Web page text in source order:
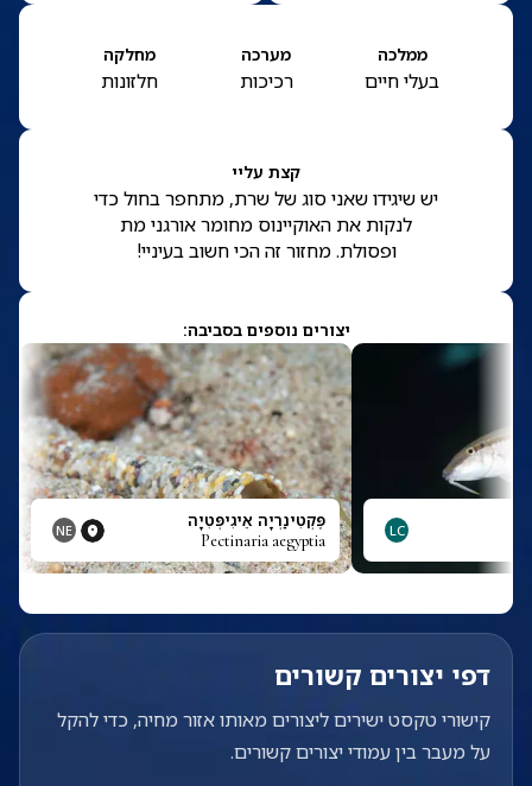
ממלכה
בעלי חיים
מערכה
רכיכות
מחלקה
חלזונות
קצת עליי
יש שיגידו שאני סוג של שרת, מתחפר בחול כדי
לנקות את האוקיינוס מחומר אורגני מת
ופסולת. מחזור זה הכי חשוב בעיניי!
יצורים נוספים בסביבה:
LC פֶּקְטִינַרְיָה אֵיגִיפְּטִיָה
Pectinaria aegyptia
NE
דפי יצורים קשורים
קישורי טקסט ישירים ליצורים מאותו אזור מחיה, כדי להקל
על מעבר בין עמודי יצורים קשורים.